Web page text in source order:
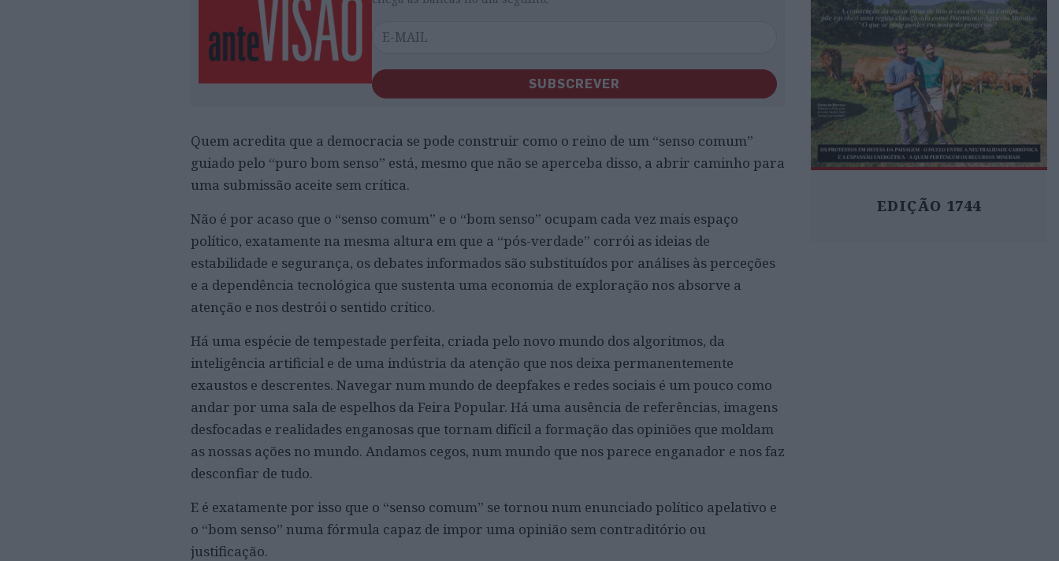
SUBSCREVER
Quem acredita que a democracia se pode construir como o reino de um “senso comum”
guiado pelo “puro bom senso” está, mesmo que não se aperceba disso, a abrir caminho para
uma submissão aceite sem crítica.
Não é por acaso que o “senso comum” e o “bom senso” ocupam cada vez mais espaço
político, exatamente na mesma altura em que a “pós-verdade” corrói as ideias de
estabilidade e segurança, os debates informados são substituídos por análises às perceções
e a dependência tecnológica que sustenta uma economia de exploração nos absorve a
atenção e nos destrói o sentido crítico.
Há uma espécie de tempestade perfeita, criada pelo novo mundo dos algoritmos, da
inteligência artificial e de uma indústria da atenção que nos deixa permanentemente
exaustos e descrentes. Navegar num mundo de deepfakes e redes sociais é um pouco como
andar por uma sala de espelhos da Feira Popular. Há uma ausência de referências, imagens
desfocadas e realidades enganosas que tornam difícil a formação das opiniões que moldam
as nossas ações no mundo. Andamos cegos, num mundo que nos parece enganador e nos faz
desconfiar de tudo.
E é exatamente por isso que o “senso comum” se tornou num enunciado político apelativo e
o “bom senso” numa fórmula capaz de impor uma opinião sem contraditório ou
justificação.
EDIÇÃO 1744